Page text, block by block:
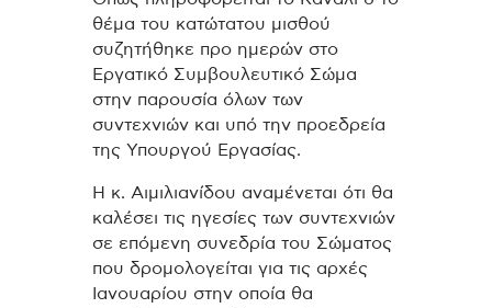
θέμα του κατώτατου μισθού
συζητήθηκε προ ημερών στο
Εργατικό Συμβουλευτικό Σώμα
στην παρουσία όλων των
συντεχνιών και υπό την προεδρεία
της Υπουργού Εργασίας.
Η κ. Αιμιλιανίδου αναμένεται ότι θα
καλέσει τις ηγεσίες των συντεχνιών
σε επόμενη συνεδρία του Σώματος
που δρομολογείται για τις αρχές
Ιανουαρίου στην οποία θα